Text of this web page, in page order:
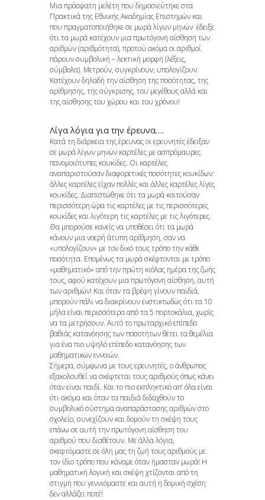
Μια πρόσφατη μελέτη που δημοσιεύτηκε στα
Πρακτικά της Εθνικής Ακαδημίας Επιστημών και
που πραγματοποιήθηκε σε μωρά λίγων μηνών έδειξε
ότι τα μωρά κατέχουν μια πρωτόγονη αίσθηση των
αριθμών (αριθμότητα), προτού ακόμα οι αριθμοί
πάρουν συμβολική – λεκτική μορφή (λέξεις,
σύμβολα). Μετρούν, συγκρίνουν, υπολογίζουν.
Κατέχουν δηλαδή την αίσθηση της ποσότητας, της
αρίθμησης, της σύγκρισης, του μεγέθους αλλά και
της αίσθησης του χώρου και του χρόνου!
Λίγα λόγια για την έρευνα….
Κατά τη διάρκεια της έρευνας οι ερευνητές έδειξαν
σε μωρά λίγων μηνών καρτέλες με ασπρόμαυρες
πανομοιότυπες κουκίδες. Οι καρτέλες
αναπαριστούσαν διαφορετικές ποσότητες κουκίδων:
άλλες καρτέλες είχαν πολλές και άλλες καρτέλες λίγες
κουκίδες. Διαπιστώθηκε ότι τα μωρά κοιτούσαν
περισσότερη ώρα τις καρτέλες με τις περισσότερες
κουκίδες και λιγότερη τις καρτέλες με τις λιγότερες.
Θα μπορούσε κανείς να υποθέσει ότι τα μωρά
κάνουν μια νοερή άτυπη αρίθμηση, σαν να
«υπολογίζουν» με τον δικό τους τρόπο την κάθε
ποσότητα. Επομένως τα μωρά σκέφτονται με τρόπο
«μαθηματικό» από την πρώτη κιόλας ημέρα της ζωής
τους, αφού κατέχουν μια πρωτόγονη αίσθηση, αυτή
των αριθμών! Και όταν τα βρέφη γίνουν παιδιά,
μπορούν πάλι να διακρίνουν ενστικτωδώς ότι τα 10
μήλα είναι περισσότερα από τα 5 πορτοκάλια, χωρίς
να τα μετρήσουν. Αυτό το πρωταρχικό επίπεδο
βαθιάς κατανόησης των ποσοτήτων θέτει τα θεμέλια
για ένα πιο υψηλό επίπεδο κατανόησης των
μαθηματικών εννοιών.
Σήμερα, σύμφωνα με τους ερευνητές, ο άνθρωπος
εξακολουθεί να σκέφτεται τους αριθμούς όπως κάνει
όταν είναι παιδί. Και το πιο εκπληκτικό απ’ όλα είναι
ότι ακόμα και όταν τα παιδιά διδαχθούν το
συμβολικό σύστημα αναπαράστασης αριθμών στο
σχολείο, συνεχίζουν και δομούν τη σκέψη τους
επάνω σε αυτή την πρωτόγονη αίσθηση του
αριθμού που διαθέτουν. Με άλλα λόγια,
σκεφτόμαστε σε όλη μας τη ζωή τους αριθμούς με
τον ίδιο τρόπο που κάναμε όταν ήμασταν μωρά! Η
μαθηματική λογική και σκέψη χτίζονται από τη
στιγμή που γεννιόμαστε και αυτή η δομική σχέση
δεν αλλάζει ποτέ!